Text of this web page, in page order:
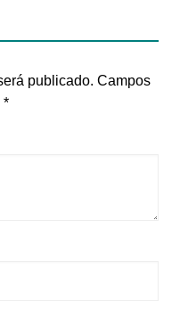
publicado. Campos
*